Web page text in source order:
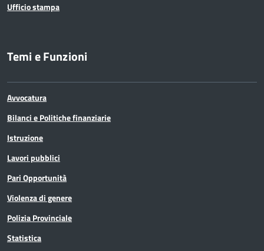
Ufficio stampa
Temi e Funzioni
Avvocatura
Bilanci e Politiche finanziarie
Istruzione
Lavori pubblici
Pari Opportunità
Violenza di genere
Polizia Provinciale
Statistica